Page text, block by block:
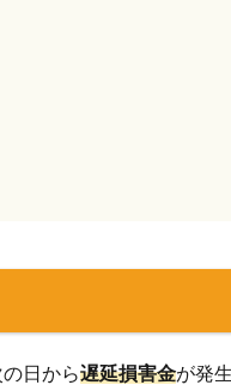
日から遅延損害金が発